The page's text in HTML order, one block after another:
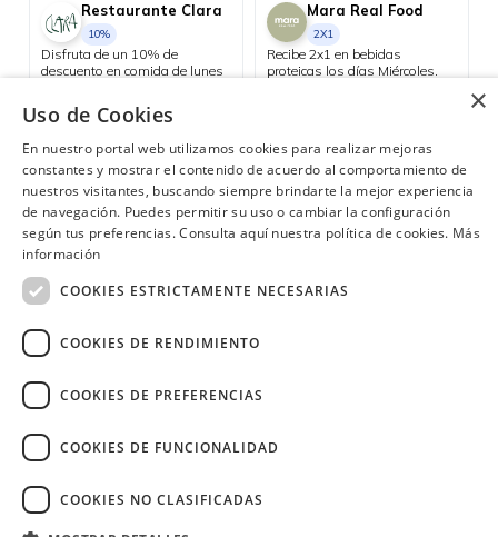
Restaurante Clara
10%
Disfruta de un 10% de
descuento en comida de lunes
hour 3x2 en cócteles del día, de
lunes a jueves.
Mara Real Food
2X1
Recibe 2x1 en bebidas
proteicas los días Miércoles.
¿Necesitas ayuda? (02) 298 1300
×
Uso de Cookies
En nuestro portal web utilizamos cookies para realizar mejoras
constantes y mostrar el contenido de acuerdo al comportamiento de
nuestros visitantes, buscando siempre brindarte la mejor experiencia
de navegación. Puedes permitir su uso o cambiar la configuración
según tus preferencias. Consulta aquí nuestra política de cookies. Más
información
COOKIES ESTRICTAMENTE NECESARIAS
COOKIES DE RENDIMIENTO
COOKIES DE PREFERENCIAS
COOKIES DE FUNCIONALIDAD
COOKIES NO CLASIFICADAS